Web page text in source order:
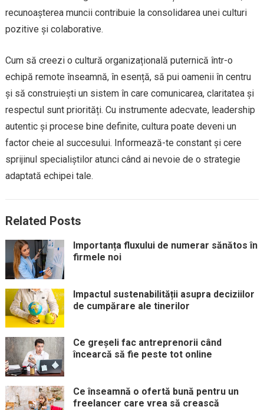
recunoașterea muncii contribuie la consolidarea unei culturi
pozitive și colaborative.
Cum să creezi o cultură organizațională puternică într-o
echipă remote înseamnă, în esență, să pui oamenii în centru
și să construiești un sistem în care comunicarea, claritatea și
respectul sunt priorități. Cu instrumente adecvate, leadership
autentic și procese bine definite, cultura poate deveni un
factor cheie al succesului. Informează-te constant și cere
sprijinul specialiștilor atunci când ai nevoie de o strategie
adaptată echipei tale.
Related Posts
Importanța fluxului de numerar sănătos în
firmele noi
Impactul sustenabilității asupra deciziilor
de cumpărare ale tinerilor
Ce greșeli fac antreprenorii când
încearcă să fie peste tot online
Ce înseamnă o ofertă bună pentru un
freelancer care vrea să crească